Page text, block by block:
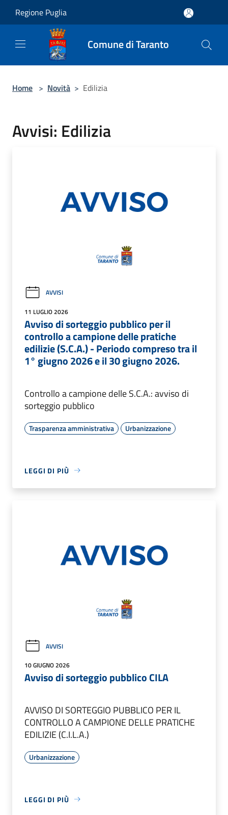
Regione Puglia
Comune di Taranto
Home > Novità > Edilizia
Avvisi: Edilizia
AVVISI
11 LUGLIO 2026
Avviso di sorteggio pubblico per il
controllo a campione delle pratiche
edilizie (S.C.A.) - Periodo compreso tra il
1° giugno 2026 e il 30 giugno 2026.
Controllo a campione delle S.C.A.: avviso di
sorteggio pubblico
Trasparenza amministrativa Urbanizzazione
LEGGI DI PIÙ
AVVISI
10 GIUGNO 2026
Avviso di sorteggio pubblico CILA
AVVISO DI SORTEGGIO PUBBLICO PER IL
CONTROLLO A CAMPIONE DELLE PRATICHE
EDILIZIE (C.I.L.A.)
Urbanizzazione
LEGGI DI PIÙ